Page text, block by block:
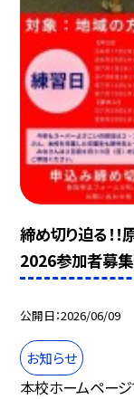
締め切り迫る！
2026参加者募集
公開日 2026/06/09
お知らせ
本校ホームページ